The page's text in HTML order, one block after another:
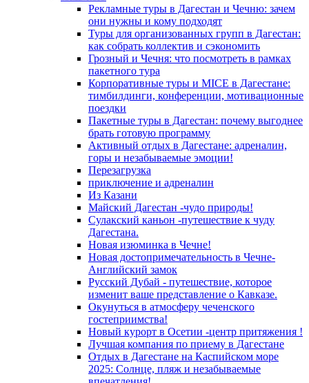
Рекламные туры в Дагестан и Чечню: зачем
они нужны и кому подходят
Туры для организованных групп в Дагестан:
как собрать коллектив и сэкономить
Грозный и Чечня: что посмотреть в рамках
пакетного тура
Корпоративные туры и MICE в Дагестане:
тимбилдинги, конференции, мотивационные
поездки
Пакетные туры в Дагестан: почему выгоднее
брать готовую программу
Активный отдых в Дагестане: адреналин,
горы и незабываемые эмоции!
Перезагрузка
приключение и адреналин
Из Казани
Майский Дагестан -чудо природы!
Сулакский каньон -путешествие к чуду
Дагестана.
Новая изюминка в Чечне!
Новая достопримечательность в Чечне-
Английский замок
Русский Дубай - путешествие, которое
изменит ваше представление о Кавказе.
Окунуться в атмосферу чеченского
гостеприимства!
Новый курорт в Осетии -центр притяжения !
Лучшая компания по приему в Дагестане
Отдых в Дагестане на Каспийском море
2025: Солнце, пляж и незабываемые